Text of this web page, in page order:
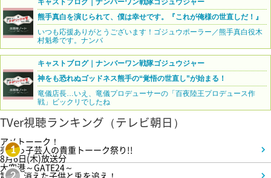
熊手真白を演じられて、僕は幸せです。『これが俺様の世直しだ！』
いつも応援ありがとうございます！ゴジュウポーラー／熊手真白役木
村魁希です。ナンバ
キャストブログ｜ナンバーワン戦隊ゴジュウジャー
神をも恐れぬゴッドネス熊手の“覚悟の世直し”が始まる！
竜儀店長…いえ、竜儀プロデューサーの「百夜陸王プロデュース作
戦」ビックリでしたね
TVer視聴ランキング（テレビ朝日）
1
アメトーーク！
売れっ子芸人の貴重トーーク祭り!!
8月6日(木)放送分
2
大空港～GATE24～
第3話 消えた子供と兎を追え！